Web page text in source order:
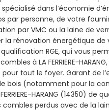
dans l’économie
par personne, de votre
par VMC ou la laine de
la rénovation énergétique de
RGE, qui vous
à LA FERRIERE-
tout le foyer. Garant de
bois (notamment pour la
HARANG (14350)
perdus avec de la